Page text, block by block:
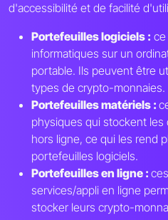
d'accessibilité et de facilité
Portefeuilles logiciels :
informatiques sur un
portable. Ils peuvent être
types de crypto-monnaies.
Portefeuilles matériels :
physiques qui stockent
hors ligne, ce qui les rend
portefeuilles logiciels.
Portefeuilles en ligne :
services/appli en ligne
stocker leurs crypto-